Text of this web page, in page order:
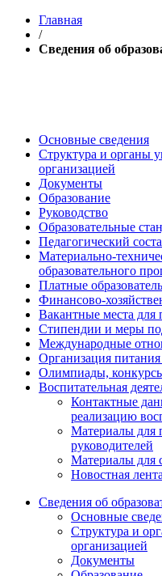
Главная
/
Сведения об
Основные сведения
Структура и органы
организацией
Документы
Образование
Руководство
Образовательные
Педагогический
Материально-
образовательного
Платные
Финансово-
Вакантные места для
Стипендии и меры
Международные
Организация питания
Олимпиады,
Воспитательная
Контактные
реализацию
Материалы для
руководителей
Материалы для
Новостная
Сведения об
Основные
Структура и
организацией
Документы